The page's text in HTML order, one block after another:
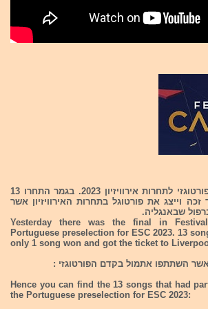
אתמול התקיים הגמר הפורטוגזי לתחרות אירוויזיון 2023. בגמר התחרו 13
וייצג את פורטוגל בתחרות האירוויזיון אשר
שבאנגליה.
Yesterday there was the final in
Portuguese preselection for ESC 2023. 13
only 1 song won and got the ticket to
Hence you can find the 13 songs that had
the Portuguese preselection for ESC 2023: